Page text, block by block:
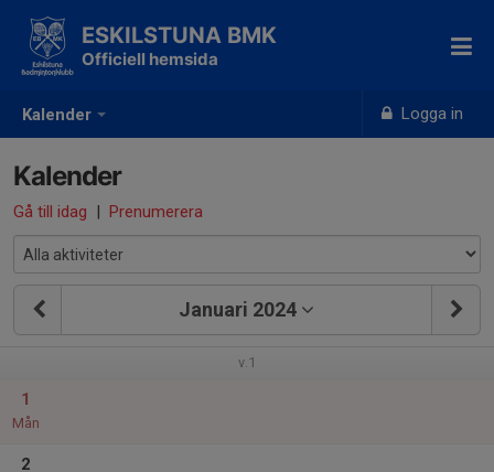
Kalender Logga in
ESKILSTUNA BMK
Officiell hemsida
Kalender
Gå till idag | Prenumerera
Januari 2024
v.1
1
Mån
2